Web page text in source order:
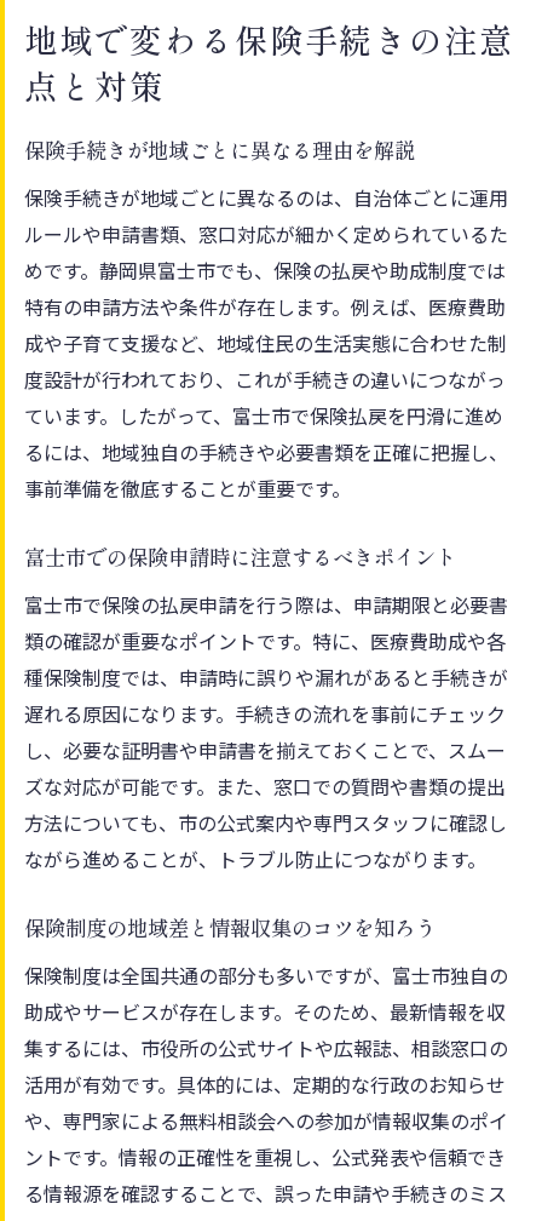
地域で変わる保険手続きの注意
点と対策
保険手続きが地域ごとに異なる理由を解説
保険手続きが地域ごとに異なるのは、自治体ごとに運用
ルールや申請書類、窓口対応が細かく定められているた
めです。静岡県富士市でも、保険の払戻や助成制度では
特有の申請方法や条件が存在します。例えば、医療費助
成や子育て支援など、地域住民の生活実態に合わせた制
度設計が行われており、これが手続きの違いにつながっ
ています。したがって、富士市で保険払戻を円滑に進め
るには、地域独自の手続きや必要書類を正確に把握し、
事前準備を徹底することが重要です。
富士市での保険申請時に注意するべきポイント
富士市で保険の払戻申請を行う際は、申請期限と必要書
類の確認が重要なポイントです。特に、医療費助成や各
種保険制度では、申請時に誤りや漏れがあると手続きが
遅れる原因になります。手続きの流れを事前にチェック
し、必要な証明書や申請書を揃えておくことで、スムー
ズな対応が可能です。また、窓口での質問や書類の提出
方法についても、市の公式案内や専門スタッフに確認し
ながら進めることが、トラブル防止につながります。
保険制度の地域差と情報収集のコツを知ろう
保険制度は全国共通の部分も多いですが、富士市独自の
助成やサービスが存在します。そのため、最新情報を収
集するには、市役所の公式サイトや広報誌、相談窓口の
活用が有効です。具体的には、定期的な行政のお知らせ
や、専門家による無料相談会への参加が情報収集のポイ
ントです。情報の正確性を重視し、公式発表や信頼でき
る情報源を確認することで、誤った申請や手続きのミス